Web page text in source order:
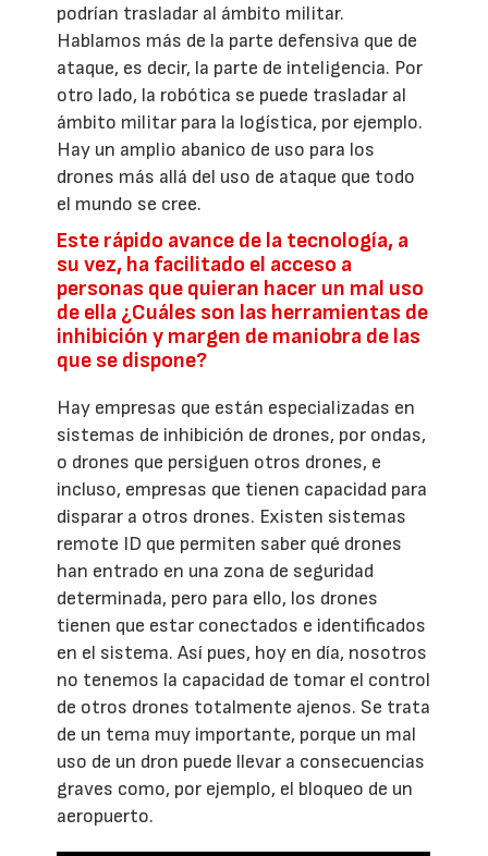
podrían trasladar al ámbito militar.
Hablamos más de la parte defensiva que de
ataque, es decir, la parte de inteligencia. Por
otro lado, la robótica se puede trasladar al
ámbito militar para la logística, por ejemplo.
Hay un amplio abanico de uso para los
drones más allá del uso de ataque que todo
el mundo se cree.
Este rápido avance de la tecnología, a
su vez, ha facilitado el acceso a
personas que quieran hacer un mal uso
de ella ¿Cuáles son las herramientas de
inhibición y margen de maniobra de las
que se dispone?
Hay empresas que están especializadas en
sistemas de inhibición de drones, por ondas,
o drones que persiguen otros drones, e
incluso, empresas que tienen capacidad para
disparar a otros drones. Existen sistemas
remote ID que permiten saber qué drones
han entrado en una zona de seguridad
determinada, pero para ello, los drones
tienen que estar conectados e identificados
en el sistema. Así pues, hoy en día, nosotros
no tenemos la capacidad de tomar el control
de otros drones totalmente ajenos. Se trata
de un tema muy importante, porque un mal
uso de un dron puede llevar a consecuencias
graves como, por ejemplo, el bloqueo de un
aeropuerto.